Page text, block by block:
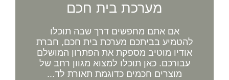
מערכת בית חכם
אם אתם מחפשים דרך שבה תוכלו
להטמיע בביתכם מערכת בית חכם, חברת
אודיו מוטיב מספקת את הפתרון המושלם
עבורכם. כאן תוכלו למצוא מגוון רחב של
מוצרים חכמים כדוגמת תאורת לד...